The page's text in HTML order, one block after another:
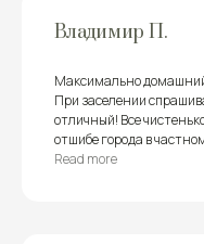
Владимир П.
Максимально
При заселении
отличный! Все
отшибе города в
тихо - можно спать с
Read more